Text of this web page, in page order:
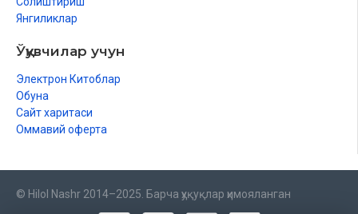
Янгиликлар
Ўқувчилар учун
Электрон Китоблар
Обуна
Сайт харитаси
Оммавий оферта
© Hilol Nashr 2014–2025. Барча ҳуқуқлар ҳимояланган